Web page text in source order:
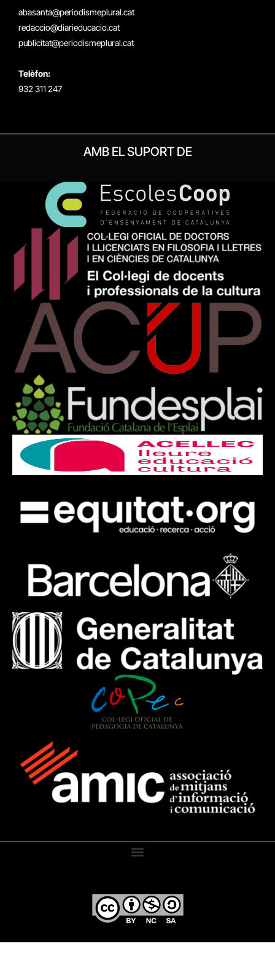
abasanta@periodismeplural.cat
redaccio@diarieducacio.cat
publicitat@periodismeplural.cat
Telèfon:
932 311 247
AMB EL SUPORT DE